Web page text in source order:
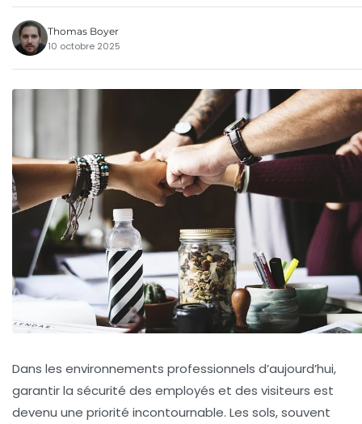
Thomas Boyer
10 octobre 2025
Dans les environnements professionnels d’aujourd’hui,
garantir la sécurité des employés et des visiteurs est
devenu une priorité incontournable. Les sols, souvent